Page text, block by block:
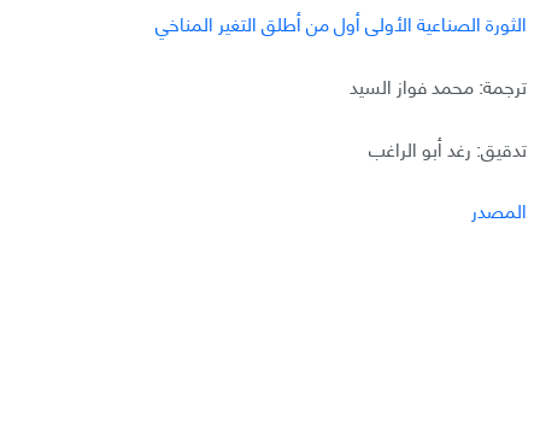
الثورة الصناعية الأولى أول من أطلق التغير المناخي
ترجمة: محمد فواز السيد
تدقيق: رغد أبو الراغب
المصدر